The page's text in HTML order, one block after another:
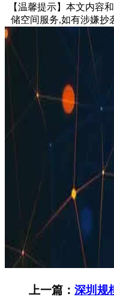
【温馨提示】本文内容
储空间服务,如有涉嫌抄
上一篇： 深圳规